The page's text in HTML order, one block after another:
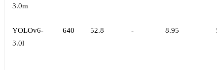
3.0m
YOLOv6-
3.0l
640 52.8 - 8.95